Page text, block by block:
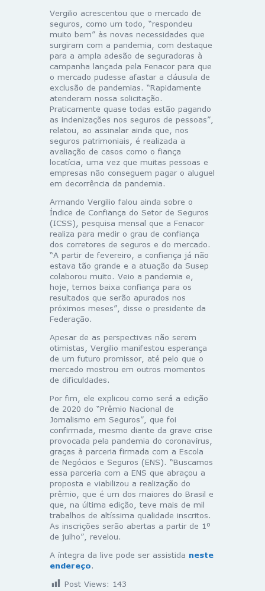
Vergilio acrescentou que o mercado de
seguros, como um todo, “respondeu
muito bem” às novas necessidades que
surgiram com a pandemia, com destaque
para a ampla adesão de seguradoras à
campanha lançada pela Fenacor para que
o mercado pudesse afastar a cláusula de
exclusão de pandemias. “Rapidamente
atenderam nossa solicitação.
Praticamente quase todas estão pagando
as indenizações nos seguros de pessoas”,
relatou, ao assinalar ainda que, nos
seguros patrimoniais, é realizada a
avaliação de casos como o fiança
locatícia, uma vez que muitas pessoas e
empresas não conseguem pagar o aluguel
em decorrência da pandemia.
Armando Vergilio falou ainda sobre o
Índice de Confiança do Setor de Seguros
(ICSS), pesquisa mensal que a Fenacor
realiza para medir o grau de confiança
dos corretores de seguros e do mercado.
“A partir de fevereiro, a confiança já não
estava tão grande e a atuação da Susep
colaborou muito. Veio a pandemia e,
hoje, temos baixa confiança para os
resultados que serão apurados nos
próximos meses”, disse o presidente da
Federação.
Apesar de as perspectivas não serem
otimistas, Vergilio manifestou esperança
de um futuro promissor, até pelo que o
mercado mostrou em outros momentos
de dificuldades.
Por fim, ele explicou como será a edição
de 2020 do “Prêmio Nacional de
Jornalismo em Seguros”, que foi
confirmada, mesmo diante da grave crise
provocada pela pandemia do coronavírus,
graças à parceria firmada com a Escola
de Negócios e Seguros (ENS). “Buscamos
essa parceria com a ENS que abraçou a
proposta e viabilizou a realização do
prêmio, que é um dos maiores do Brasil e
que, na última edição, teve mais de mil
trabalhos de altíssima qualidade inscritos.
As inscrições serão abertas a partir de 1º
de julho”, revelou.
A íntegra da live pode ser assistida neste
endereço.
Post Views: 143